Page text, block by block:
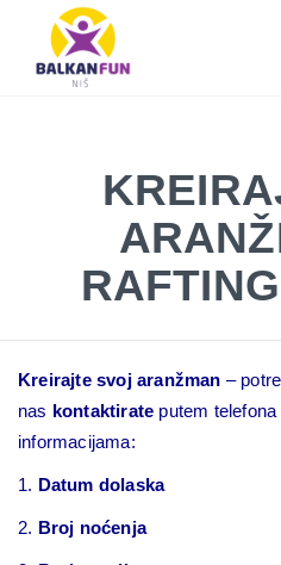
Travel
DESTINACIJE
KONTAKTIRAJTE
Kreirajte svoj aranžman –
nas kontaktirate putem
informacijama:
1. Datum dolaska
2. Broj noćenja